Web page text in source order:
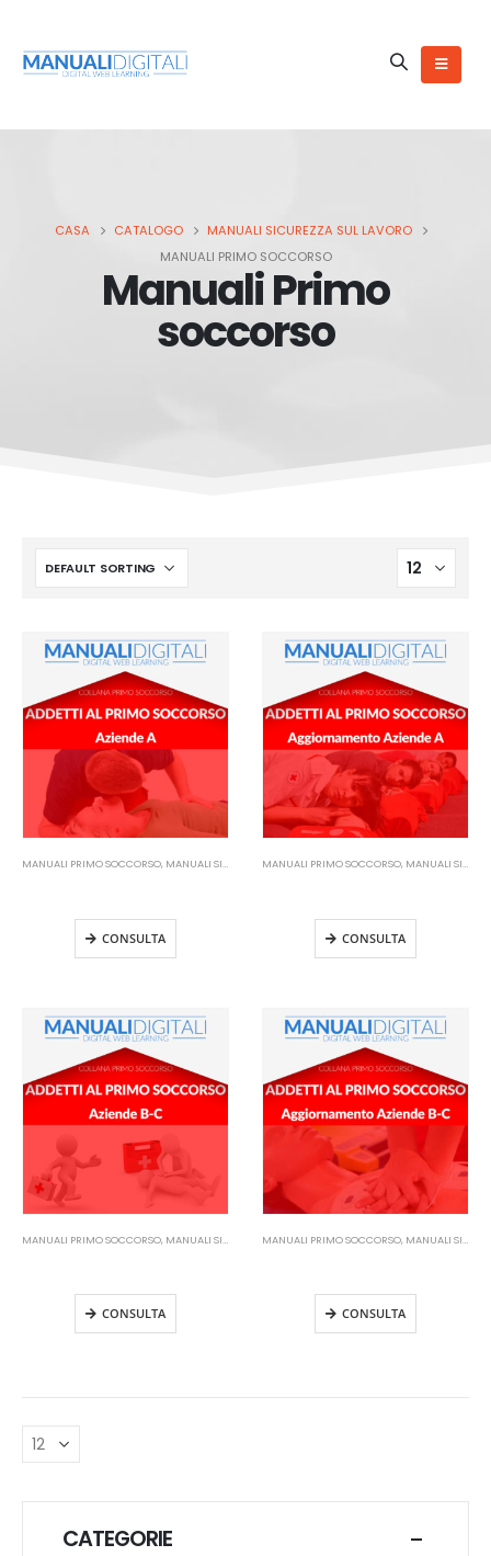
CASA CATALOGO
MANUALI SICUREZZA SUL LAVORO
MANUALI PRIMO SOCCORSO
Manuali Primo
soccorso
MANUALI PRIMO SOCCORSO, MANUALI SICUREZZA SUL LAVORO
CONSULTA
MANUALI PRIMO SOCCORSO, MANUALI SICUREZZA SUL LAVORO
CONSULTA
MANUALI PRIMO SOCCORSO, MANUALI SICUREZZA SUL LAVORO
CONSULTA
MANUALI PRIMO SOCCORSO, MANUALI SICUREZZA SUL LAVORO
CONSULTA
CATEGORIE